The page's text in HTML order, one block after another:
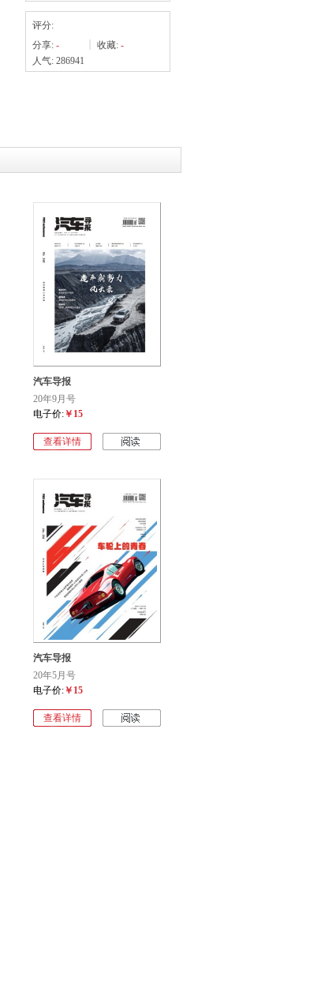
评分:
分享: - 收藏: -
人气: 286941
汽车导报
20年9月号
电子价: ￥15
查看详情
汽车导报
20年5月号
电子价: ￥15
查看详情